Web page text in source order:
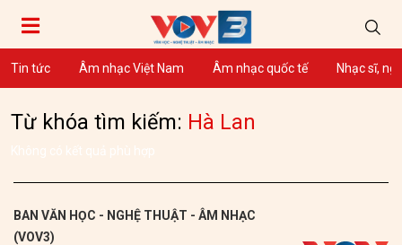
Tin tức Âm nhạc Việt Nam Âm nhạc quốc tế Nhạc sĩ,
Từ khóa tìm kiếm: Hà Lan
Không có kết quả phù hợp
BAN VĂN HỌC - NGHỆ THUẬT - ÂM NHẠC
(VOV3)